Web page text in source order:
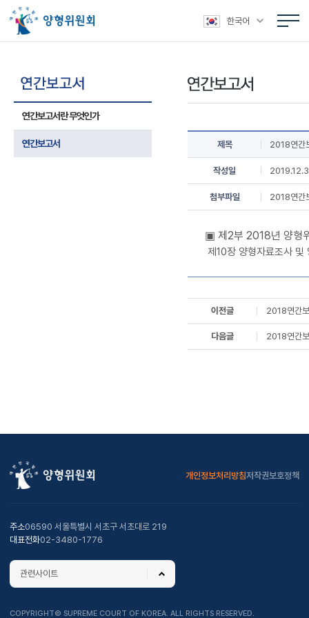
본문 바로가기
주메뉴 바로가기
상위메뉴 바로가기
하위메뉴 바로가기
한국어
연간보고서란 무엇인가
연간보고서 제목 2018연간
작성일
첨부파일 2018연간
▣ 제2부 2018년 양형
제10장 양형자료조사 및
이전글 2018연간
다음글 2018연간
개인정보처리방침저작권보호정책
주소06590 서울특별시 서초구 서초대로 219
대표전화02-3480-1776
관련사이트
COPYRIGHT© SUPREME COURT OF KOREA. ALL RIGHTS RESERVED.